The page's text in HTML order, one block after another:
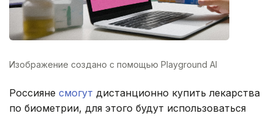
Изображение создано с помощью Playground AI
Россияне смогут дистанционно купить лекарства
по биометрии, для этого будут использоваться